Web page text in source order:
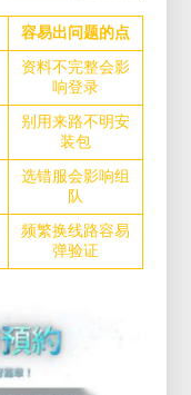
容易出问题的点
资料不完整会影
响登录
别用来路不明安
装包
选错服会影响组
队
频繁换线路容易
弹验证